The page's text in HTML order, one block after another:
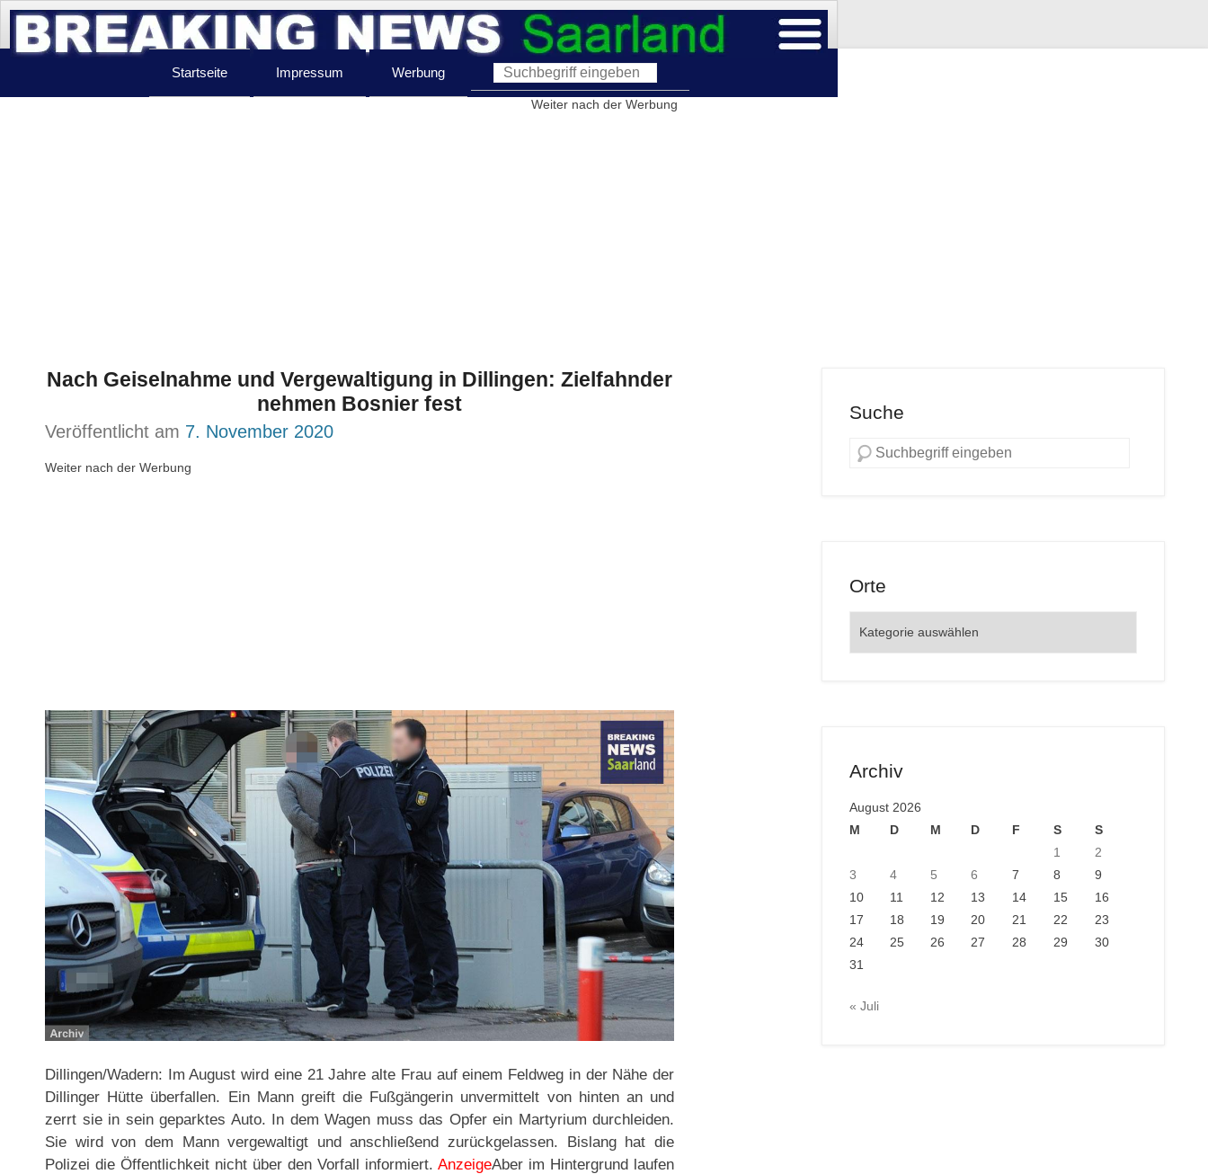
Startseite Impressum Werbung
Weiter nach der Werbung
Nach Geiselnahme und Vergewaltigung in Dillingen: Zielfahnder
nehmen Bosnier fest
Veröffentlicht am 7. November 2020
Weiter nach der Werbung
Dillingen/Wadern: Im August wird eine 21 Jahre alte Frau auf einem Feldweg in der Nähe der
Dillinger Hütte überfallen. Ein Mann greift die Fußgängerin unvermittelt von hinten an und
zerrt sie in sein geparktes Auto. In dem Wagen muss das Opfer ein Martyrium durchleiden.
Sie wird von dem Mann vergewaltigt und anschließend zurückgelassen. Bislang hat die
Polizei die Öffentlichkeit nicht über den Vorfall informiert. AnzeigeAber im Hintergrund laufen
Suche
Orte
Archiv
August 2026
M
D M D F S
S
1
2
3
4 5 6 7 8
9
10
11 12 13 14 15
16
17
18 19 20 21 22
23
24
25 26 27 28 29
30
31
« Juli